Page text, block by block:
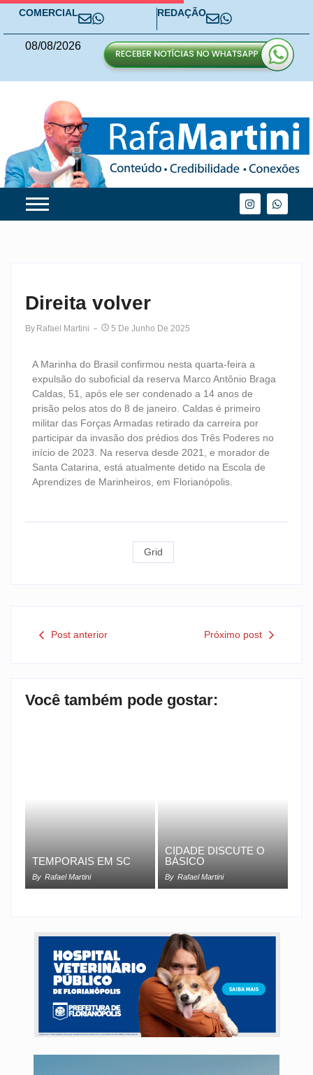
COMERCIAL REDAÇÃO
08/08/2026
Direita volver
By Rafael Martini 5 De Junho De 2025
A Marinha do Brasil confirmou nesta quarta-feira a
expulsão do suboficial da reserva Marco Antônio Braga
Caldas, 51, após ele ser condenado a 14 anos de
prisão pelos atos do 8 de janeiro. Caldas é primeiro
militar das Forças Armadas retirado da carreira por
participar da invasão dos prédios dos Três Poderes no
início de 2023. Na reserva desde 2021, e morador de
Santa Catarina, está atualmente detido na Escola de
Aprendizes de Marinheiros, em Florianópolis.
Grid
Post anterior Próximo post
Você também pode gostar:
TEMPORAIS EM SC
By Rafael Martini
CIDADE DISCUTE O
BÁSICO
By Rafael Martini